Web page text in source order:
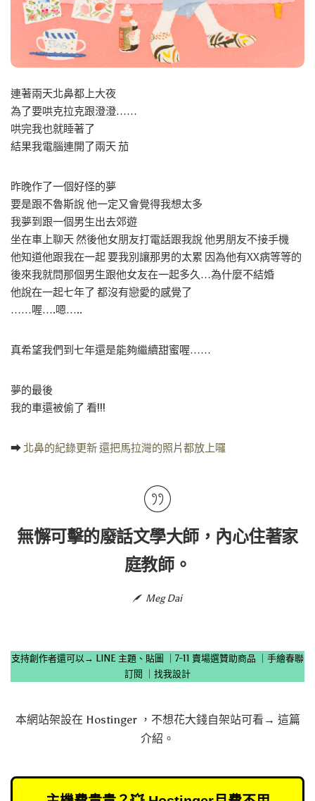
連著兩天北鼻都上大夜
為了要哄克拉克跟澄澄……
哄完我也就睡著了
結果我電腦連開了兩天 茄
昨晚作了一個好怪的夢
要是跟不魯斯說 他一定又會覺得我想太多
我夢到跟一個男生出去郊遊
坐在車上聊天 然後他女朋友打電話跟我說 他男朋友不接手機
他知道他跟我在一起 要我別讓那男的太累 因為他有XX病等等的
後來我就問那個男生跟他女友在一起多久…為什麼不結婚
他說在一起七年了 都沒有戀愛的感覺了
……喔….嗯…..
真希望我們到七年還是能夠繼續甜蜜喔……
夢的最後
我的車還被偷了 看!!!
➡ 北鼻的紀錄更新 還把馬拉灣的照片都放上囉
無懈可擊的廢話文學大師，內心住著家
庭教師。
Meg Dai
支持創作者還可以→ LINE 主題、貼圖 7-11 賣場選贊助商品
手繪春聯
訂閱
找我設計
本網站架設在 Hostinger，不想花大錢自架站可看→ 這篇
介紹 。